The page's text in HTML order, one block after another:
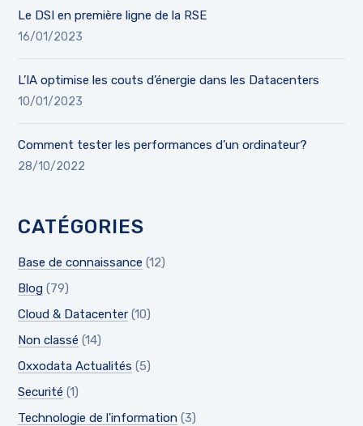
Le DSI en première ligne de la RSE
16/01/2023
L’IA optimise les couts d’énergie dans les Datacenters
10/01/2023
Comment tester les performances d’un ordinateur?
28/10/2022
CATÉGORIES
Base de connaissance (12)
Blog (79)
Cloud & Datacenter (10)
Non classé (14)
Oxxodata Actualités (5)
Securité (1)
Technologie de l'information (3)